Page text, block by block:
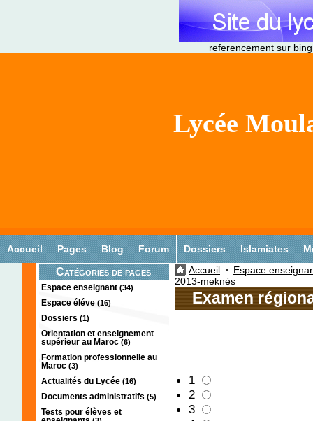
referencement sur bing
Lycée
Accueil Pages Blog Forum Dossiers Islamiates
Catégories de pages
Espace enseignant (34)
Espace éléve (16)
Dossiers (1)
Orientation et enseignement
supérieur au Maroc (6)
Formation professionnelle au
Maroc (3)
Actualités du Lycée (16)
Documents administratifs (5)
Tests pour élèves et
Accueil
Espace
2013-meknès
Examen
1
2
3